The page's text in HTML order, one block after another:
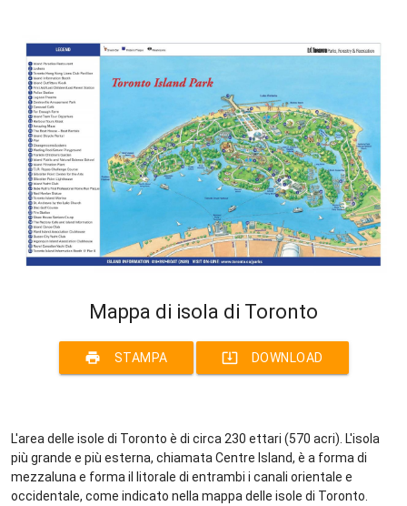
Mappa di isola di Toronto
print STAMPA system_update_alt DOWNLOAD
L'area delle isole di Toronto è di circa 230 ettari (570 acri). L'isola
più grande e più esterna, chiamata Centre Island, è a forma di
mezzaluna e forma il litorale di entrambi i canali orientale e
occidentale, come indicato nella mappa delle isole di Toronto.